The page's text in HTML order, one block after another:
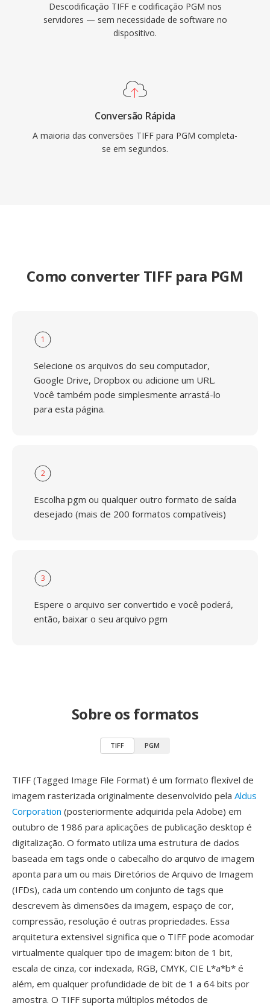
Descodificação TIFF e codificação PGM nos
servidores — sem necessidade de software no
dispositivo.
Conversão Rápida
A maioria das conversões TIFF para PGM completa-
se em segundos.
Como converter TIFF para PGM
1
Selecione os arquivos do seu computador,
Google Drive, Dropbox ou adicione um URL.
Você também pode simplesmente arrastá-lo
para esta página.
2
Escolha pgm ou qualquer outro formato de saída
desejado (mais de 200 formatos compatíveis)
3
Espere o arquivo ser convertido e você poderá,
então, baixar o seu arquivo pgm
Sobre os formatos
TIFF PGM
TIFF (Tagged Image File Format) é um formato flexível de
imagem rasterizada originalmente desenvolvido pela Aldus
Corporation (posteriormente adquirida pela Adobe) em
outubro de 1986 para aplicações de publicação desktop é
digitalização. O formato utiliza uma estrutura de dados
baseada em tags onde o cabecalho do arquivo de imagem
aponta para um ou mais Diretórios de Arquivo de Imagem
(IFDs), cada um contendo um conjunto de tags que
descrevem às dimensões da imagem, espaço de cor,
compressão, resolução é outras propriedades. Essa
arquitetura extensivel significa que o TIFF pode acomodar
virtualmente qualquer tipo de imagem: biton de 1 bit,
escala de cinza, cor indexada, RGB, CMYK, CIE L*a*b* é
além, em qualquer profundidade de bit de 1 a 64 bits por
amostra. O TIFF suporta múltiplos métodos de